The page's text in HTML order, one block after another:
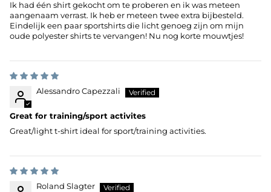
Ik had één shirt gekocht om te proberen en ik was meteen
aangenaam verrast. Ik heb er meteen twee extra bijbesteld.
Eindelijk een paar sportshirts die licht genoeg zijn om mijn
oude polyester shirts te vervangen! Nu nog korte mouwtjes!
Alessandro Capezzali
Great for training/sport activites
Great/light t-shirt ideal for sport/training activities.
Roland Slagter